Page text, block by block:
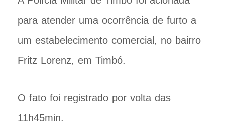
para atender uma ocorrência de furto a
um estabelecimento comercial, no bairro
Fritz Lorenz, em Timbó.
O fato foi registrado por volta das
11h45min.